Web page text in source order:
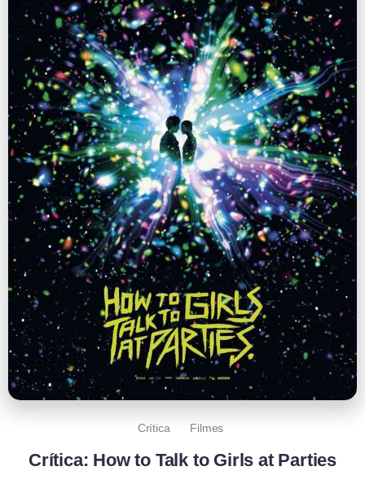
Crítica Filmes
Crítica: How to Talk to Girls at Parties